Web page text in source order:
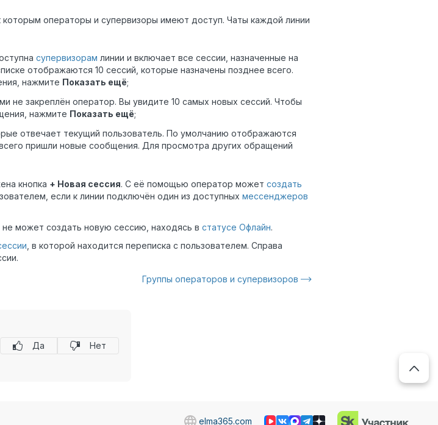
которым операторы и супервизоры имеют доступ. Чаты каждой линии
супервизорам линии и включает все сессии, назначенные на
отображаются 10 сессий, которые назначены позднее всего.
нажмите Показать ещё;
не закреплён оператор. Вы увидите 10 самых новых сессий. Чтобы
нажмите Показать ещё;
отвечает текущий пользователь. По умолчанию отображаются
пришли новые сообщения. Для просмотра других обращений
кнопка + Новая сессия. С её помощью оператор может создать
если к линии подключён один из доступных мессенджеров
может создать новую сессию, находясь в статусе Офлайн.
, в которой находится переписка с пользователем. Справа
Группы операторов и супервизоров
Да Нет
elma365.com